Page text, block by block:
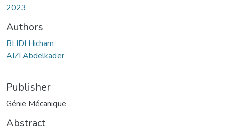
2023
Authors
BLIDI Hicham
AIZI Abdelkader
Publisher
Génie Mécanique
Abstract